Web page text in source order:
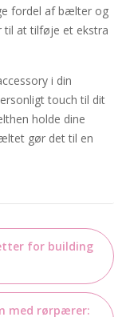
fordel af bælter og
til at tilføje et ekstra
i din
touch til dit
holde dine
gør det til en
for building
med rørpærer: